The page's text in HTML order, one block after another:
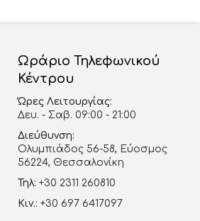
Ωράριο Τηλεφωνικού
Κέντρου
Ώρες Λειτουργίας:
Δευ. - Σαβ. 09:00 - 21:00
Διεύθυνση:
Ολυμπιάδος 56-58, Εύοσμος
56224, Θεσσαλονίκη
Τηλ: +30 2311 260810
Κιν.: +30 697 6417097